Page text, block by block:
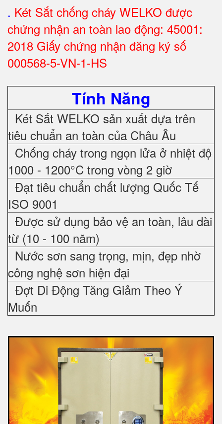
. Két Sắt chống cháy WELKO được
chứng nhận an toàn lao động: 45001:
2018 Giấy chứng nhận đăng ký số
000568-5-VN-1-HS
Tính Năng
Két Sắt WELKO sản xuất dựa trên
tiêu chuẩn an toàn của Châu Âu
Chống cháy trong ngọn lửa ở nhiệt độ
1000 - 1200°C trong vòng 2 giờ
Đạt tiêu chuẩn chất lượng Quốc Tế
ISO 9001
Được sử dụng bảo vệ an toàn, lâu dài
từ (10 - 100 năm)
Nước sơn sang trọng, mịn, đẹp nhờ
công nghệ sơn hiện đại
Đợt Di Động Tăng Giảm Theo Ý
Muốn